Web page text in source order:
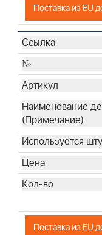
Поставка из EU
Поставка из EU